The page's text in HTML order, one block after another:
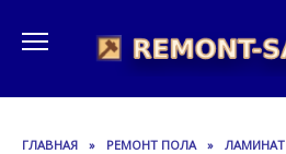
содержанию
ГЛАВНАЯ » РЕМОНТ ПОЛА » ЛАМИНАТ